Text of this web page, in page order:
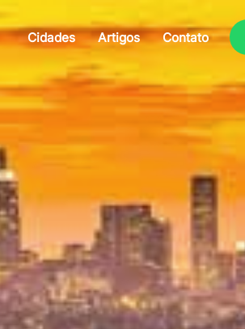
Cidades Artigos Contato